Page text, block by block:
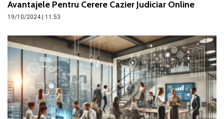
Avantajele Pentru Cerere Cazier Judiciar Online
19/10/2024 | 11:53